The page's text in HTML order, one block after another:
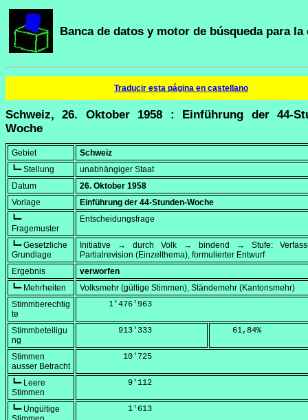
Banca de datos y motor de búsqueda para
Traducir esta página en castellano
Schweiz, 26. Oktober 1958 : Einführung der 44-
Woche
Gebiet
Schweiz
┗━ Stellung
unabhängiger Staat
Datum
26. Oktober 1958
Vorlage
Einführung der 44-Stunden-Woche
┗━
Fragemuster
Entscheidungsfrage
┗━ Gesetzliche
Grundlage
Initiative → durch Volk → bindend → Stufe:
Partialrevision (Einzelthema), formulierter Entwurf
Ergebnis
verworfen
┗━ Mehrheiten
Volksmehr (gültige Stimmen), Ständemehr (Kantonsmehr)
Stimmberechtig
te
      1'476'963
Stimmbeteiligu
ng
        913'333
    61,84
%
Stimmen
ausser Betracht
         10'725
┗━ Leere
Stimmen
          9'112
┗━ Ungültige
          1'613